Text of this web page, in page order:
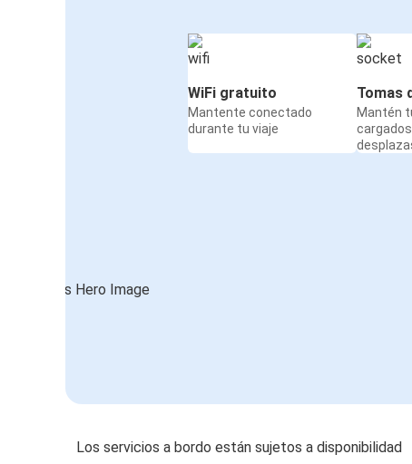
WiFi gratuito
Mantente conectado
durante tu viaje
Tomas
Mantén
Los servicios a bordo están sujetos a disponibilidad